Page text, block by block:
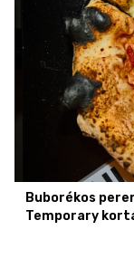
Buborékos
Temporary